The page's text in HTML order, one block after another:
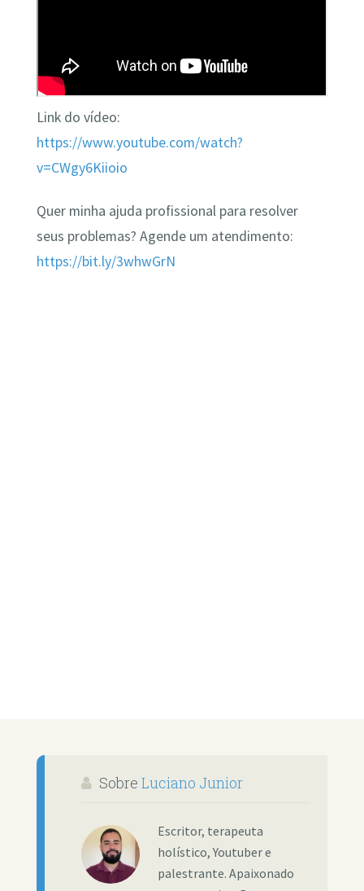
Link do vídeo:
https://www.youtube.com/watch?
v=CWgy6Kiioio
Quer minha ajuda profissional para resolver
seus problemas? Agende um atendimento:
https://bit.ly/3whwGrN
Sobre Luciano Junior
Escritor, terapeuta
holístico, Youtuber e
palestrante. Apaixonado